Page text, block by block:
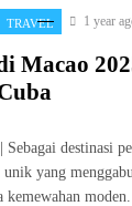
TRAVEL 1 year
Macao
destinasi
unik yang
kemewahan